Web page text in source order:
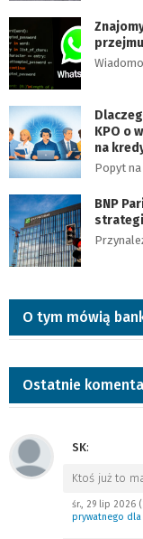
KPO o
na
Popyt
BNP
O tym mówią
Ostatnie
SK:
Ktoś już to
śr., 29 lip 2026
prywatnego dla